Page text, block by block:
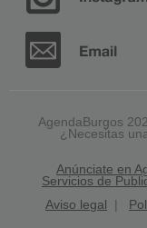
AgendaBurgos
¿Necesitas
Anúnciate en
Servicios de
Aviso legal